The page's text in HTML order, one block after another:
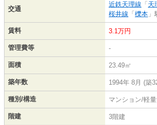
交通
近鉄天理線 「 天
桜井線 「 櫟本
賃料 3.1万円
管理費等 -
面積 23.49㎡
築年数 1994年 8月 (築
種別/構造 マンション/軽
階建 3階建